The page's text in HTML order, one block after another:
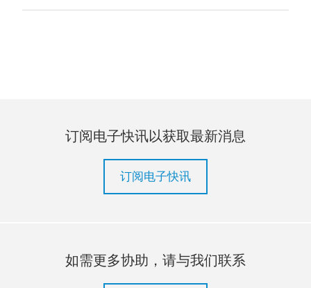
订阅电子快讯以获取最新消息
订阅电子快讯
如需更多协助，请与我们联系